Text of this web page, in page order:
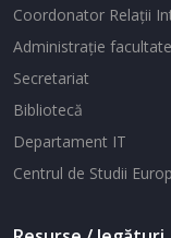
Coordonator Relaţii
Administraţie facultate
Secretariat
Bibliotecă
Departament IT
Centrul de Studii